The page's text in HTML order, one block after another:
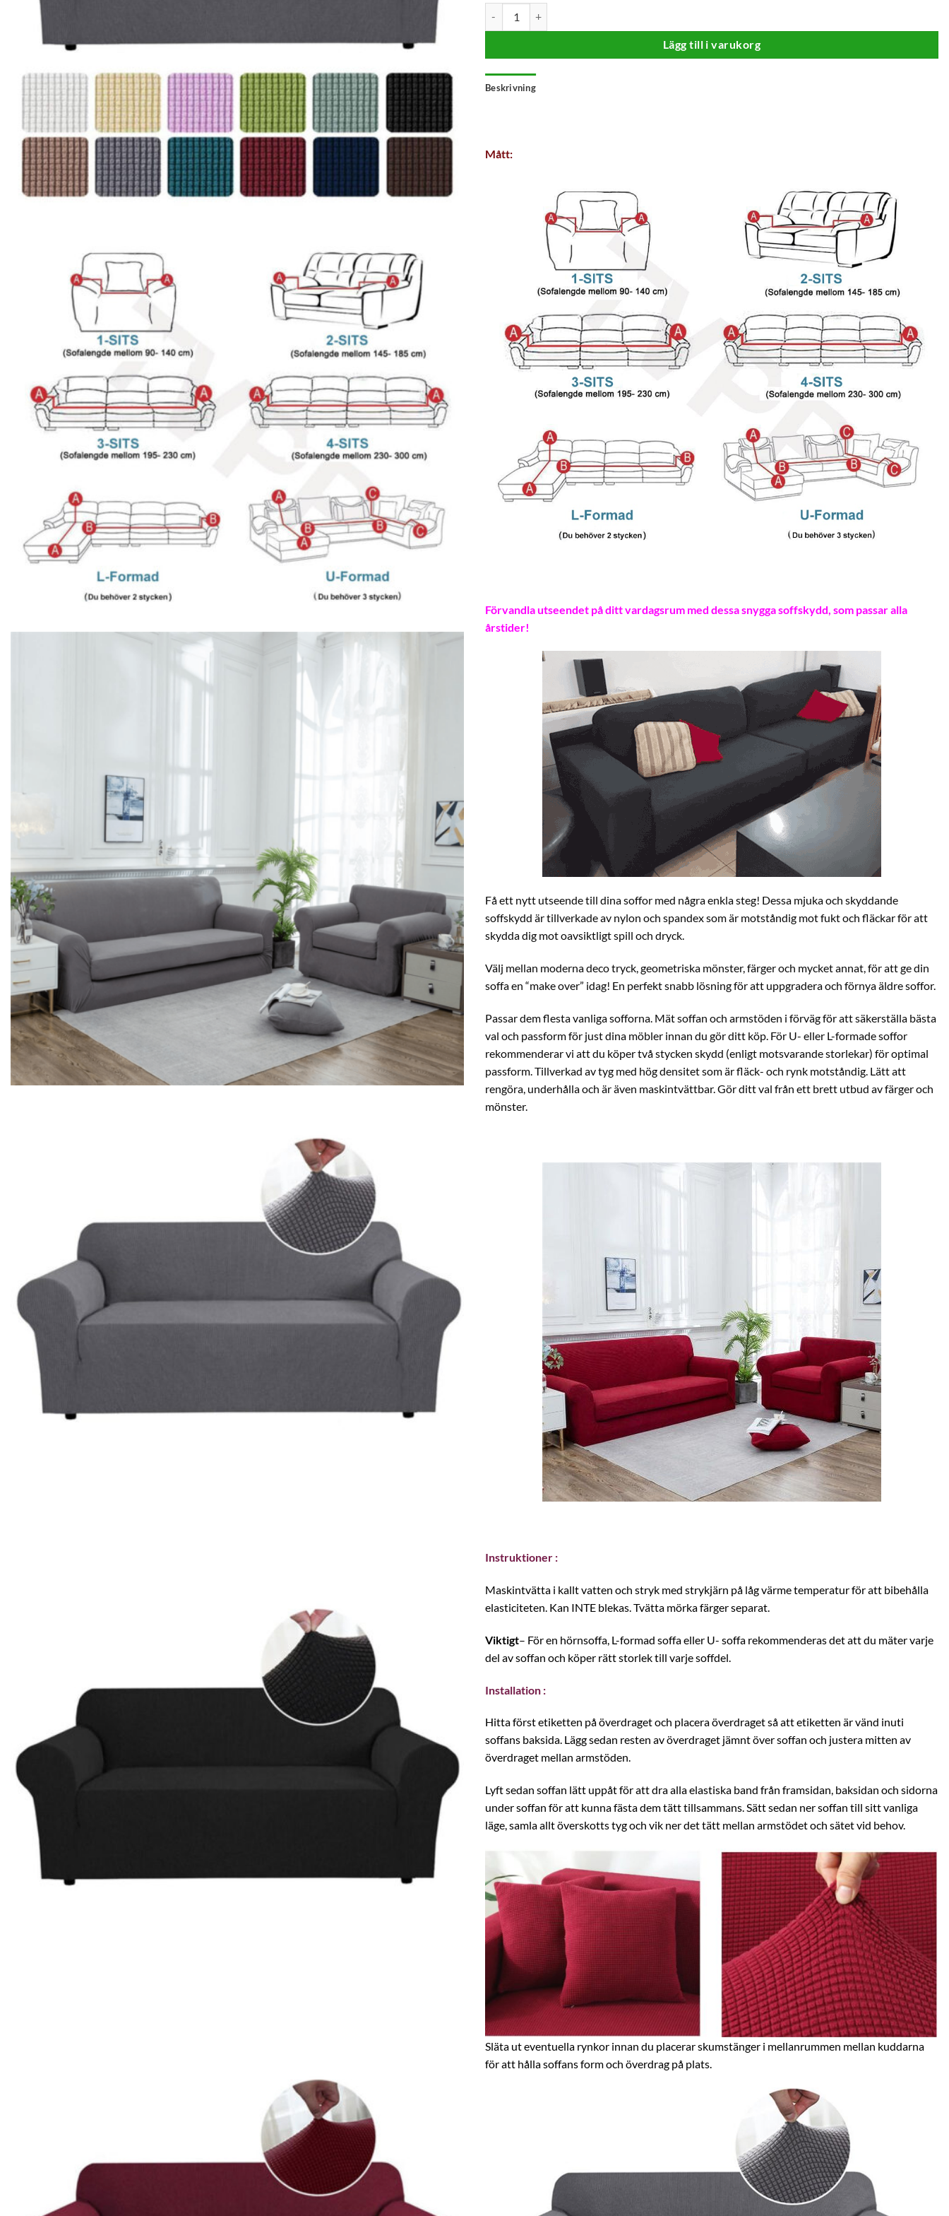
Lägg till i varukorg
Beskrivning
Mått:
Förvandla utseendet på ditt vardagsrum med dessa snygga soffskydd, som passar alla
årstider!
Få ett nytt utseende till dina soffor med några enkla steg! Dessa mjuka och skyddande
soffskydd är tillverkade av nylon och spandex som är motståndig mot fukt och fläckar för att
skydda dig mot oavsiktligt spill och dryck.
Välj mellan moderna deco tryck, geometriska mönster, färger och mycket annat, för att ge din
soffa en “make over” idag! En perfekt snabb lösning för att uppgradera och förnya äldre soffor.
Passar dem flesta vanliga sofforna. Mät soffan och armstöden i förväg för att säkerställa bästa
val och passform för just dina möbler innan du gör ditt köp. För U- eller L-formade soffor
rekommenderar vi att du köper två stycken skydd (enligt motsvarande storlekar) för optimal
passform. Tillverkad av tyg med hög densitet som är fläck- och rynk motståndig. Lätt att
rengöra, underhålla och är även maskintvättbar. Gör ditt val från ett brett utbud av färger och
mönster.
Instruktioner :
Maskintvätta i kallt vatten och stryk med strykjärn på låg värme temperatur för att bibehålla
elasticiteten. Kan INTE blekas. Tvätta mörka färger separat.
Viktigt– För en hörnsoffa, L-formad soffa eller U- soffa rekommenderas det att du mäter varje
del av soffan och köper rätt storlek till varje soffdel.
Installation :
Hitta först etiketten på överdraget och placera överdraget så att etiketten är vänd inuti
soffans baksida. Lägg sedan resten av överdraget jämnt över soffan och justera mitten av
överdraget mellan armstöden.
Lyft sedan soffan lätt uppåt för att dra alla elastiska band från framsidan, baksidan och sidorna
under soffan för att kunna fästa dem tätt tillsammans. Sätt sedan ner soffan till sitt vanliga
läge, samla allt överskotts tyg och vik ner det tätt mellan armstödet och sätet vid behov.
Släta ut eventuella rynkor innan du placerar skumstänger i mellanrummen mellan kuddarna
för att hålla soffans form och överdrag på plats.